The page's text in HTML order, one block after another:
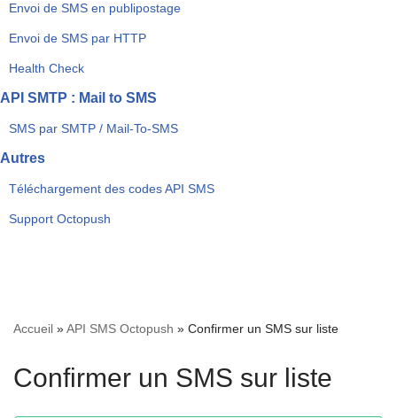
Envoi de SMS en publipostage
Envoi de SMS par HTTP
Health Check
API SMTP : Mail to SMS
SMS par SMTP / Mail-To-SMS
Autres
Téléchargement des codes API SMS
Support Octopush
Accueil »API SMS Octopush » Confirmer un SMS sur liste
Confirmer un SMS sur liste